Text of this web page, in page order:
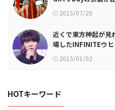
2015/07/20
近くで東方神起が見
場したINFINITEウ
2015/01/02
HOTキーワード